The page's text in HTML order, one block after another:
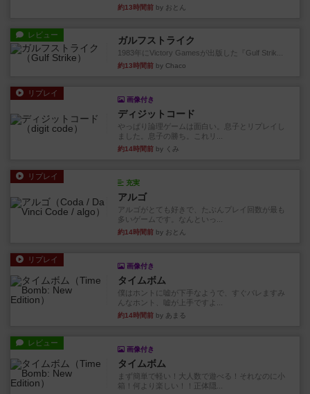
約13時間前 by おとん
レビュー ガルフストライク
1983年にVictory Gamesが出版した『Gulf Strik...
約13時間前 by Chaco
リプレイ
画像付き
ディジットコード
やっぱり論理ゲームは面白い。息子とリプレイし
ました。息子の勝ち。これリ...
約14時間前 by くみ
リプレイ
充実
アルゴ
アルゴがとても好きで、たぶんプレイ回数が最も
多いゲームです。なんといっ...
約14時間前 by おとん
リプレイ
画像付き
タイムボム
僕はホントに嘘が下手なようで、すぐバレますみ
んなホント、嘘が上手ですよ...
約14時間前 by あまる
レビュー
画像付き
タイムボム
まず簡単で軽い！大人数で遊べる！それなのに小
箱！何より楽しい！！正体隠...